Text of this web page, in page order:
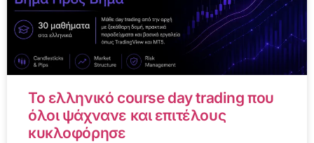
Το ελληνικό course day trading που
όλοι ψάχνανε και επιτέλους
κυκλοφόρησε